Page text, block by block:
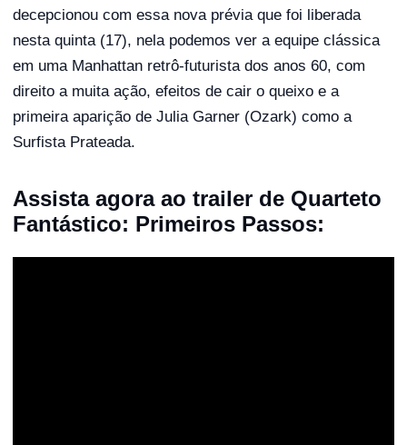
decepcionou com essa nova prévia que foi liberada
nesta quinta (17), nela podemos ver a equipe clássica
em uma Manhattan retrô-futurista dos anos 60, com
direito a muita ação, efeitos de cair o queixo e a
primeira aparição de Julia Garner (Ozark) como a
Surfista Prateada.
Assista agora ao trailer de Quarteto
Fantástico: Primeiros Passos: